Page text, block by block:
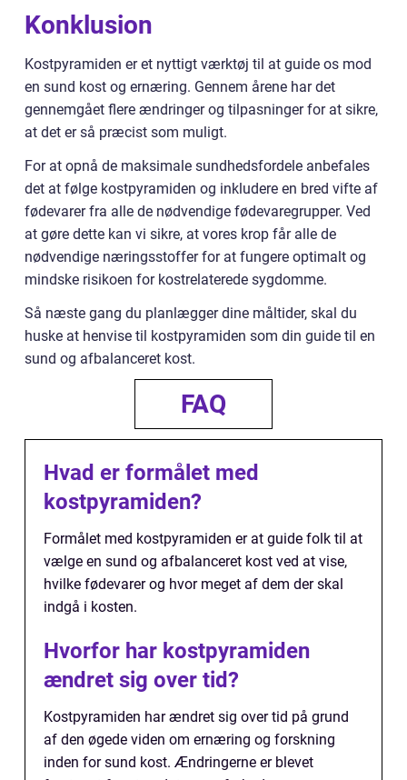
Konklusion
Kostpyramiden er et nyttigt værktøj til at guide os mod
en sund kost og ernæring. Gennem årene har det
gennemgået flere ændringer og tilpasninger for at sikre,
at det er så præcist som muligt.
For at opnå de maksimale sundhedsfordele anbefales
det at følge kostpyramiden og inkludere en bred vifte af
fødevarer fra alle de nødvendige fødevaregrupper. Ved
at gøre dette kan vi sikre, at vores krop får alle de
nødvendige næringsstoffer for at fungere optimalt og
mindske risikoen for kostrelaterede sygdomme.
Så næste gang du planlægger dine måltider, skal du
huske at henvise til kostpyramiden som din guide til en
sund og afbalanceret kost.
FAQ
Hvad er formålet med
kostpyramiden?
Formålet med kostpyramiden er at guide folk til at
vælge en sund og afbalanceret kost ved at vise,
hvilke fødevarer og hvor meget af dem der skal
indgå i kosten.
Hvorfor har kostpyramiden
ændret sig over tid?
Kostpyramiden har ændret sig over tid på grund
af den øgede viden om ernæring og forskning
inden for sund kost. Ændringerne er blevet